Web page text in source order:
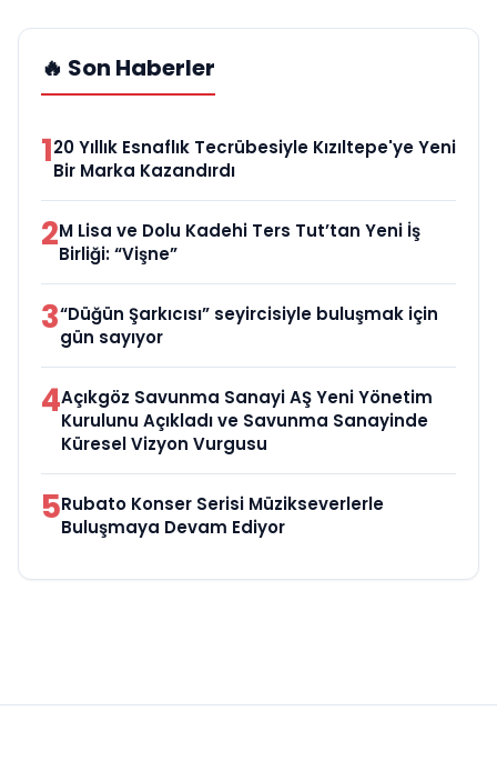
🔥 Son Haberler
120 Yıllık Esnaflık Tecrübesiyle Kızıltepe'ye Yeni
Bir Marka Kazandırdı
2M Lisa ve Dolu Kadehi Ters Tut’tan Yeni İş
Birliği: “Vişne”
3“Düğün Şarkıcısı” seyircisiyle buluşmak için
gün sayıyor
4Açıkgöz Savunma Sanayi AŞ Yeni Yönetim
Kurulunu Açıkladı ve Savunma Sanayinde
Küresel Vizyon Vurgusu
5Rubato Konser Serisi Müzikseverlerle
Buluşmaya Devam Ediyor